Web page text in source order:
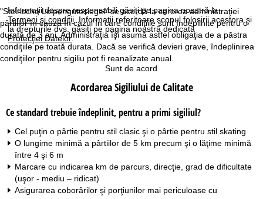
Informaţii despre responsabili găsiţi pe pagina noastră la
Termeni şi condiţii . Informaţii referitoare scopul folosirii acestora şi
la drepturile dvs. găsiţi pe pagina noastră dedicată
Protecţiei Datelor.
Sunt de acord
"Steirische Loipengütesiegel" se acordă la cererea administraţiei
pârtiilor în cauză în cazul în care condiţiile sunt îndeplinite pentru o
durată de 3 ani. Administraţia îşi asumă astfel obligaţia de a păstra
condiţiile pe toată durata. Dacă se verifică devieri grave, îndeplinirea
condiţiilor pentru sigiliu pot fi reanalizate anual.
Acordarea Sigiliului de Calitate
Ce standard trebuie îndeplinit, pentru a primi sigiliul?
Cel puţin o pârtie pentru stil clasic şi o pârtie pentru stil skating
O lungime minimă a pârtiilor de 5 km precum şi o lăţime minimă
între 4 şi 6 m
Marcare cu indicarea km de parcurs, direcţie, grad de dificultate
(uşor - mediu – ridicat)
Asigurarea coborârilor şi porţiunilor mai periculoase cu